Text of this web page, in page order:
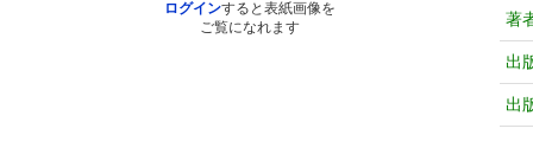
ログインすると表紙画像を
ご覧になれます
著
出
出